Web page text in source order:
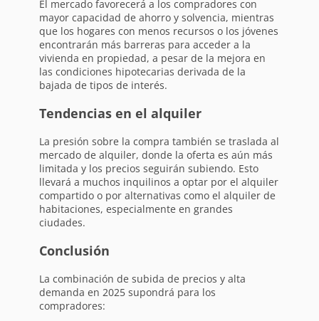
El mercado favorecerá a los compradores con
mayor capacidad de ahorro y solvencia, mientras
que los hogares con menos recursos o los jóvenes
encontrarán más barreras para acceder a la
vivienda en propiedad, a pesar de la mejora en
las condiciones hipotecarias derivada de la
bajada de tipos de interés.
Tendencias en el alquiler
La presión sobre la compra también se traslada al
mercado de alquiler, donde la oferta es aún más
limitada y los precios seguirán subiendo. Esto
llevará a muchos inquilinos a optar por el alquiler
compartido o por alternativas como el alquiler de
habitaciones, especialmente en grandes
ciudades.
Conclusión
La combinación de subida de precios y alta
demanda en 2025 supondrá para los
compradores: